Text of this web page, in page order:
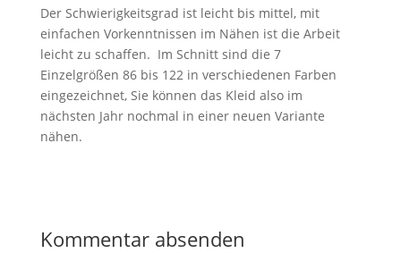
Der Schwierigkeitsgrad ist leicht bis mittel, mit
einfachen Vorkenntnissen im Nähen ist die Arbeit
leicht zu schaffen. Im Schnitt sind die 7
Einzelgrößen 86 bis 122 in verschiedenen Farben
eingezeichnet, Sie können das Kleid also im
nächsten Jahr nochmal in einer neuen Variante
nähen.
Kommentar absenden